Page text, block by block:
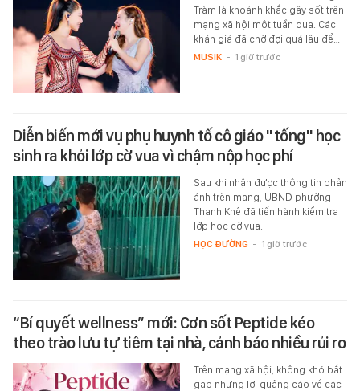
Tràm là khoảnh khắc gây sốt trên
mạng xã hội một tuần qua. Các
khán giả đã chờ đợi quá lâu để…
MUSIK - 1 giờ trước
Diễn biến mới vụ phụ huynh tố cô giáo "tống" học
sinh ra khỏi lớp cờ vua vì chậm nộp học phí
Sau khi nhận được thông tin phản
ánh trên mạng, UBND phường
Thanh Khê đã tiến hành kiểm tra
lớp học cờ vua.
HỌC ĐƯỜNG - 1 giờ trước
“Bí quyết wellness” mới: Cơn sốt Peptide kéo
theo trào lưu tự tiêm tại nhà, cảnh báo nhiều rủi ro
Trên mạng xã hội, không khó bắt
gặp những lời quảng cáo về các